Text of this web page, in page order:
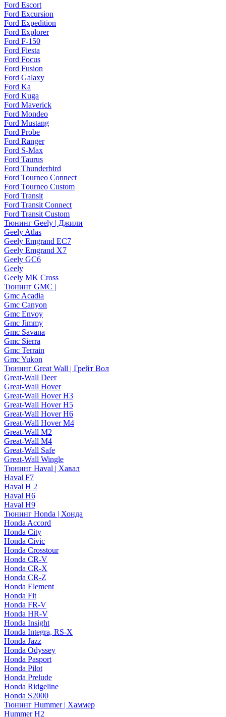
Ford Escort
Ford Excursion
Ford Expedition
Ford Explorer
Ford F-150
Ford Fiesta
Ford Focus
Ford Fusion
Ford Galaxy
Ford Ka
Ford Kuga
Ford Maverick
Ford Mondeo
Ford Mustang
Ford Probe
Ford Ranger
Ford S-Max
Ford Taurus
Ford Thunderbird
Ford Tourneo Connect
Ford Tourneo Custom
Ford Transit
Ford Transit Connect
Ford Transit Custom
Тюнинг Geely | Джили
Geely Atlas
Geely Emgrand EC7
Geely Emgrand X7
Geely GC6
Geely
Geely MK Cross
Тюнинг GMC |
Gmc Acadia
Gmc Canyon
Gmc Envoy
Gmc Jimmy
Gmc Savana
Gmc Sierra
Gmc Terrain
Gmc Yukon
Тюнинг Great Wall | Грейт Вол
Great-Wall Deer
Great-Wall Hover
Great-Wall Hover H3
Great-Wall Hover H5
Great-Wall Hover H6
Great-Wall Hover M4
Great-Wall M2
Great-Wall M4
Great-Wall Safe
Great-Wall Wingle
Тюнинг Haval | Хавал
Haval F7
Haval H 2
Haval H6
Haval H9
Тюнинг Honda | Хонда
Honda Accord
Honda City
Honda Civic
Honda Crosstour
Honda CR-V
Honda CR-X
Honda CR-Z
Honda Element
Honda Fit
Honda FR-V
Honda HR-V
Honda Insight
Honda Integra, RS-X
Honda Jazz
Honda Odyssey
Honda Pasport
Honda Pilot
Honda Prelude
Honda Ridgeline
Honda S2000
Тюнинг Hummer | Хаммер
Hummer H2